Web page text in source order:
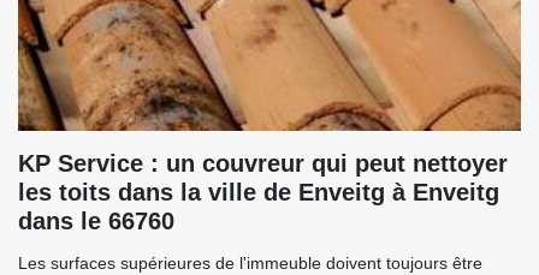
KP Service : un couvreur qui peut nettoyer
les toits dans la ville de Enveitg à Enveitg
dans le 66760
Les surfaces supérieures de l'immeuble doivent toujours être